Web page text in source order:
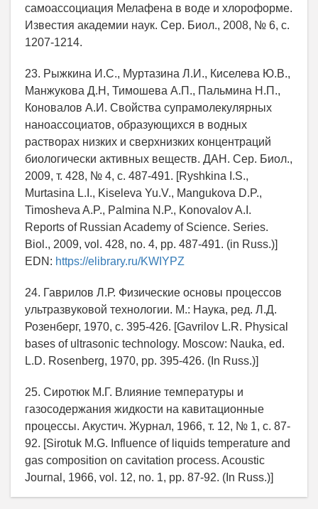
самоассоциация Мелафена в воде и хлороформе.
Известия академии наук. Сер. Биол., 2008, № 6, c.
1207-1214.
23. Рыжкина И.С., Муртазина Л.И., Киселева Ю.В.,
Манжукова Д.Н, Тимошева А.П., Пальмина Н.П.,
Коновалов А.И. Свойства супрамолекулярных
наноассоциатов, образующихся в водных
растворах низких и сверхнизких концентраций
биологически активных веществ. ДАН. Сер. Биол.,
2009, т. 428, № 4, с. 487-491. [Ryshkina I.S.,
Murtasina L.I., Kiseleva Yu.V., Mangukova D.P.,
Timosheva A.P., Palmina N.P., Konovalov A.I.
Reports of Russian Academy of Science. Series.
Biol., 2009, vol. 428, no. 4, pp. 487-491. (in Russ.)]
EDN: https://elibrary.ru/KWIYPZ
24. Гаврилов Л.Р. Физические основы процессов
ультразвуковой технологии. М.: Наука, ред. Л.Д.
Розенберг, 1970, с. 395-426. [Gavrilov L.R. Physical
bases of ultrasonic technology. Moscow: Nauka, ed.
L.D. Rosenberg, 1970, pp. 395-426. (In Russ.)]
25. Сиротюк М.Г. Влияние температуры и
газосодержания жидкости на кавитационные
процессы. Акустич. Журнал, 1966, т. 12, № 1, с. 87-
92. [Sirotuk M.G. Influence of liquids temperature and
gas composition on cavitation process. Acoustic
Journal, 1966, vol. 12, no. 1, pp. 87-92. (In Russ.)]